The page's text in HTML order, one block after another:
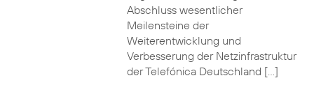
Abschluss wesentlicher
Meilensteine der
Weiterentwicklung und
Verbesserung der Netzinfrastruktur
der Telefónica Deutschland […]